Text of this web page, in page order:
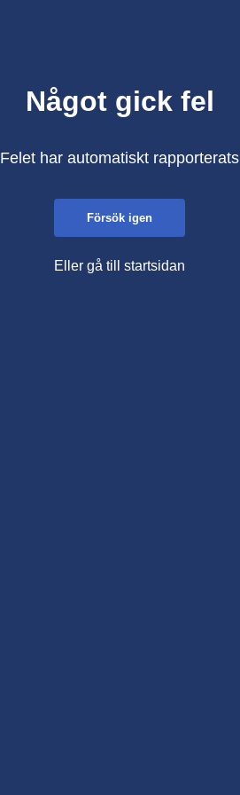
Något gick fel
Felet har automatiskt rapporterats
Försök igen
Eller gå till startsidan